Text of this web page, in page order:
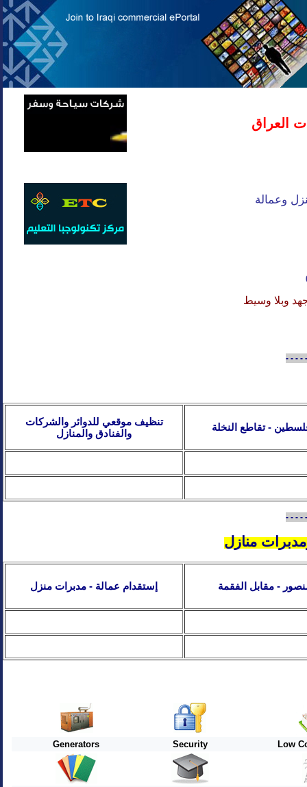
العراق
وعمالة
وبلا وسيط
- - - -
تنظيف موقعي للدوائر والشركات
والفنادق والمنازل
- تقاطع النخلة
- - - -
منازل
إستقدام عمالة - مدبرات منزل - مقابل الفقمة
Generators Security Low